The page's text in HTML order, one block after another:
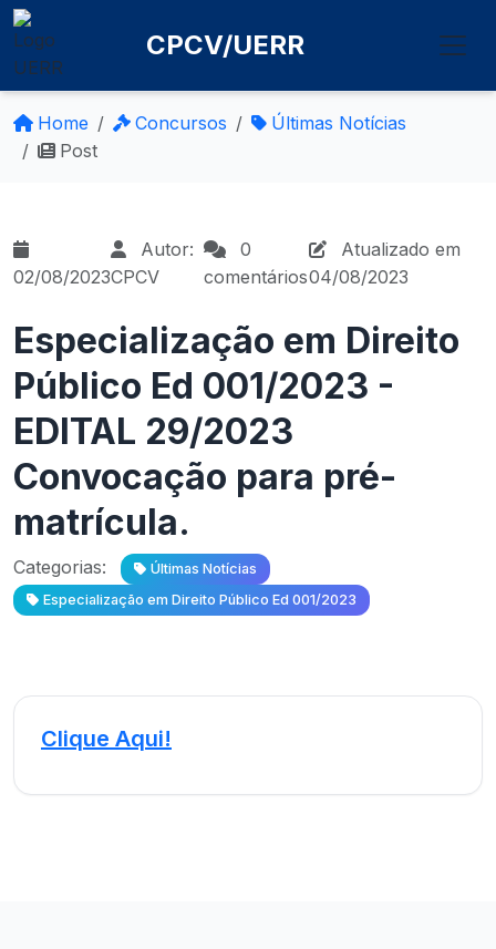
CPCV/UERR
Home Concursos
Últimas Notícias
Post
02/08/2023
Autor:
CPCV
0
comentários
Atualizado em
04/08/2023
Especialização em Direito
Público Ed 001/2023 -
EDITAL 29/2023
Convocação para pré-
matrícula.
Categorias:
Últimas Notícias
Especialização em Direito Público Ed 001/2023
Clique Aqui!